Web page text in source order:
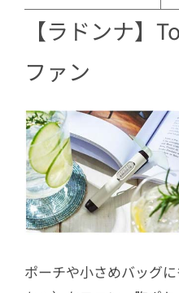
【ラドンナ】
ファン
ポーチや小さめバッグ